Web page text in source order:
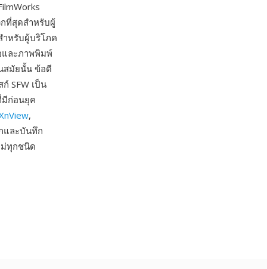
ที่สุดสำหรับผู้
หรับผู้บริโภค
และภาพพิมพ์
สมัยนั้น ข้อดี
SFW เป็น
มีก่อนยุค
,
และบันทึก
ม่ทุกชนิด